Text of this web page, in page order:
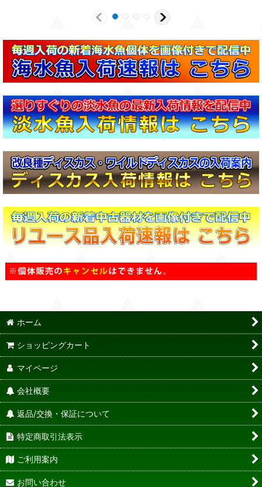
ホーム
ショッピングカート
マイページ
会社概要
返品/交換・保証について
特定商取引法表示
ご利用案内
お問い合わせ